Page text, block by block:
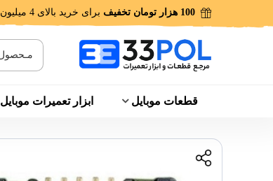
100 هزار تومان تخفیف برای خرید بالای 4 میلیون و 4 قلم کالا!
قطعات موبایل ابزار تعمیرات موبایل